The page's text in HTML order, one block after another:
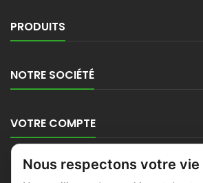
PRODUITS
NOTRE SOCIÉTÉ
VOTRE COMPTE
CONTACT
Nous respectons votre